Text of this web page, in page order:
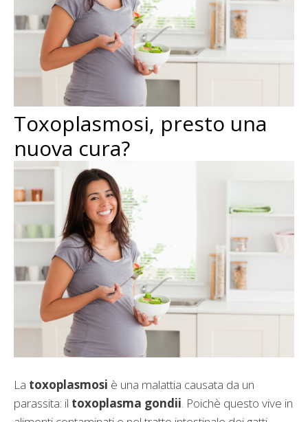
Toxoplasmosi, presto una
nuova cura?
La toxoplasmosi è una malattia causata da un
parassita: il toxoplasma gondii. Poichè questo vive in